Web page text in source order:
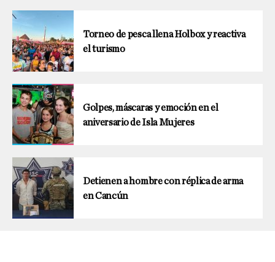
Torneo de pesca llena Holbox y reactiva
el turismo
Golpes, máscaras y emoción en el
aniversario de Isla Mujeres
Detienen a hombre con réplica de arma
en Cancún